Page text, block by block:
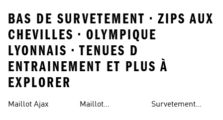
BAS DE SURVETEMENT • ZIPS AUX
CHEVILLES • OLYMPIQUE
LYONNAIS • TENUES D
ENTRAINEMENT ET PLUS À
EXPLORER
Maillot Ajax
Maillot
Survetement